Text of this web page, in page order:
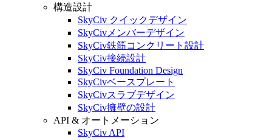
構造設計
SkyCiv クイックデザイン
SkyCivメンバーデザイン
SkyCiv鉄筋コンクリート設計
SkyCiv接続設計
SkyCiv Foundation Design
SkyCivベースプレート
SkyCivスラブデザイン
SkyCiv擁壁の設計
API & オートメーション
SkyCiv API